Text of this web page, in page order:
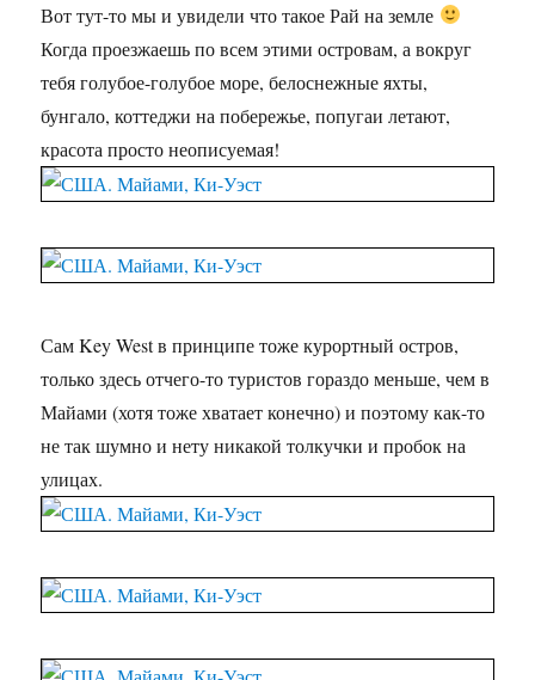
Вот тут-то мы и увидели что такое Рай на земле
Когда проезжаешь по всем этими островам, а вокруг
тебя голубое-голубое море, белоснежные яхты,
бунгало, коттеджи на побережье, попугаи летают,
красота просто неописуемая!
Сам Key West в принципе тоже курортный остров,
только здесь отчего-то туристов гораздо меньше, чем в
Майами (хотя тоже хватает конечно) и поэтому как-то
не так шумно и нету никакой толкучки и пробок на
улицах.